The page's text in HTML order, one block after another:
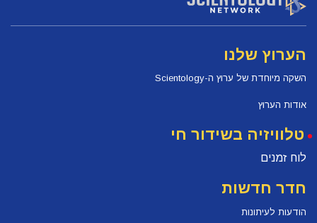
הערוץ שלנו
השקה מיוחדת של ערוץ ה-Scientology
אודות הערוץ
טלוויזיה בשידור חי
לוח זמנים
חדר חדשות
הודעות לעיתונות